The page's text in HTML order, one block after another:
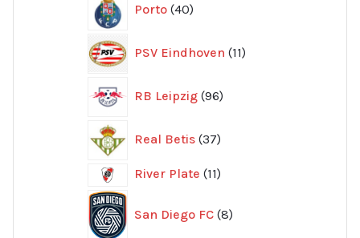
Porto 40
produkter
PSV Eindhoven 11
produkter
RB Leipzig 96
produkter
Real Betis 37
produkter
River Plate 1111
San Diego FC 8produkter